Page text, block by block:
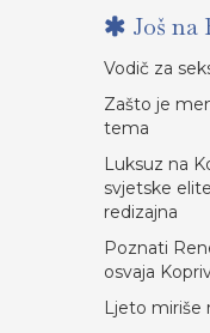
Još na
Vodič za
Zašto je
tema
Luksuz na
svjetske
redizajna
Poznati
osvaja
Ljeto miriše